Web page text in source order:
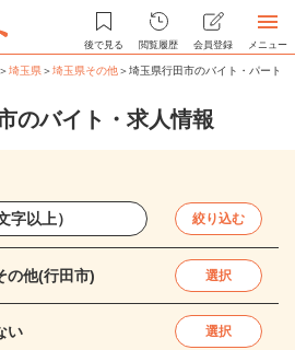
後で見る 閲覧履歴 会員登録 メニュー
＞埼玉県＞埼玉県その他＞埼玉県行田市のバイト・パート求
のバイト・求人情報
絞り込む
の他(行田市) 選択
い 選択